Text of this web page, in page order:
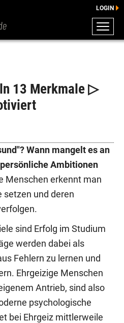
LOGIN
13 Merkmale ▷
Wann mangelt es an
Ambitionen
Menschen erkennt man
setzen und deren
sind Erfolg im Studium
werden dabei als
Fehlern zu lernen und
Ehrgeizige Menschen
Antrieb, sind also
psychologische
bei Ehrgeiz mittlerweile